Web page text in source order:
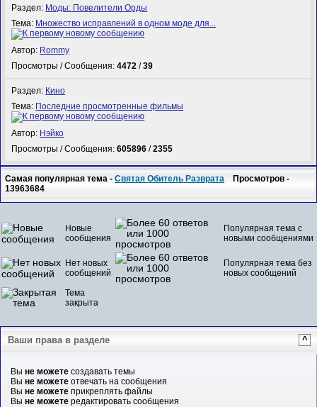
Раздел: Моды: Повелители Орды
Тема: Множество исправлений в одном моде для...
Автор: Rommy
Просмотры / Сообщения:4472 /39
Раздел: Кино
Тема: Последние просмотренные фильмы
Автор: Нэйко
Просмотры / Сообщения:605896 /2355
Самая популярная тема -Святая Обитель Разврата Просмотров -
13963684
Новые
сообщения
Популярная тема с
новыми сообщениями
Нет новых
сообщений
Популярная тема без
новых сообщений
Тема
закрыта
Ваши права в разделе ^
Вы не можетесоздавать темы
Вы не можетеотвечать на сообщения
Вы не можетеприкреплять файлы
Вы не можетередактировать сообщения